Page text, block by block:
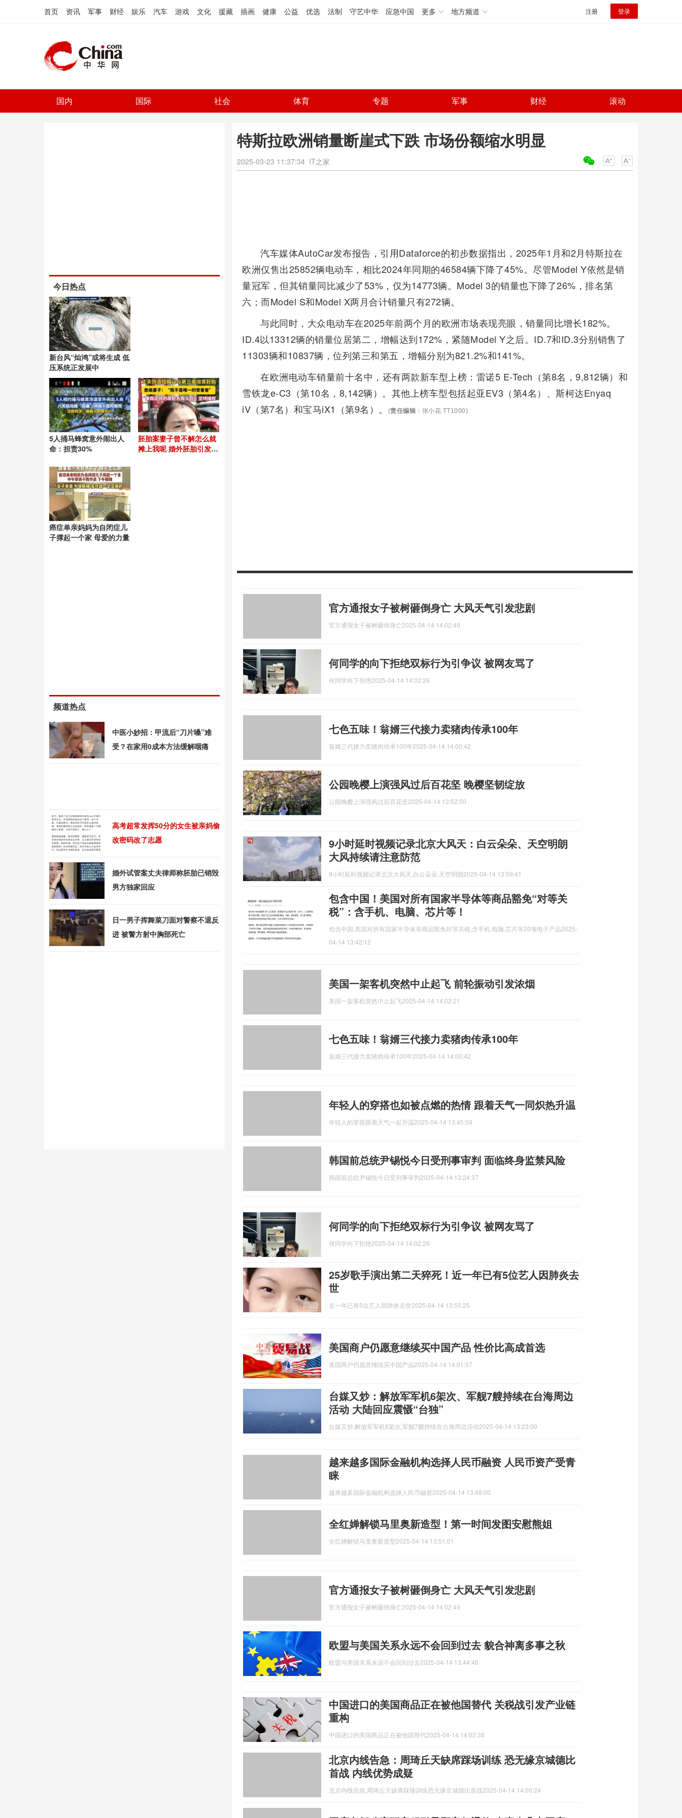
首页 资讯 军事 财经 娱乐 汽车 游戏 文化 援藏 插画 健康 公益 优选 法制 守艺中华 应急中国 更多 地方频道 注册 登录
国内 国际 社会 体育 专题 军事 财经 滚动
特斯拉欧洲销量断崖式下跌 市场份额缩水明显
2025-03-23 11:37:34 IT之家
汽车媒体AutoCar发布报告，引用Dataforce的初步数据指出，2025年1月和2月特斯拉在
欧洲仅售出25852辆电动车，相比2024年同期的46584辆下降了45%。尽管Model Y依然是销
量冠军，但其销量同比减少了53%，仅为14773辆。Model 3的销量也下降了26%，排名第
六；而Model S和Model X两月合计销量只有272辆。
与此同时，大众电动车在2025年前两个月的欧洲市场表现亮眼，销量同比增长182%。
ID.4以13312辆的销量位居第二，增幅达到172%，紧随Model Y之后。ID.7和ID.3分别销售了
11303辆和10837辆，位列第三和第五，增幅分别为821.2%和141%。
在欧洲电动车销量前十名中，还有两款新车型上榜：雷诺5 E-Tech（第8名，9,812辆）和
雪铁龙e-C3（第10名，8,142辆）。其他上榜车型包括起亚EV3（第4名）、斯柯达Enyaq
iV（第7名）和宝马iX1（第9名）。
(责任编辑 ：张小花 TT1000)
官方通报女子被树砸倒身亡 大风天气引发悲剧
官方通报女子被树砸倒身亡2025-04-14 14:02:49
何同学的向下拒绝双标行为引争议 被网友骂了
何同学向下拒绝2025-04-14 14:02:26
七色五味！翁婿三代接力卖猪肉传承100年
翁婿三代接力卖猪肉传承100年2025-04-14 14:00:42
公园晚樱上演强风过后百花坚 晚樱坚韧绽放
公园晚樱上演强风过后百花坚2025-04-14 13:52:50
9小时延时视频记录北京大风天：白云朵朵、天空明朗
大风持续请注意防范
9小时延时视频记录北京大风天,白云朵朵,天空明朗2025-04-14 13:59:41
包含中国！美国对所有国家半导体等商品豁免“对等关
税”：含手机、电脑、芯片等！
包含中国,美国对所有国家半导体等商品豁免对等关税,含手机,电脑,芯片等20项电子产品2025-
04-14 13:42:12
美国一架客机突然中止起飞 前轮振动引发浓烟
美国一架客机突然中止起飞2025-04-14 14:02:21
七色五味！翁婿三代接力卖猪肉传承100年
翁婿三代接力卖猪肉传承100年2025-04-14 14:00:42
年轻人的穿搭也如被点燃的热情 跟着天气一同炽热升温
年轻人的穿搭跟着天气一起升温2025-04-14 13:45:59
韩国前总统尹锡悦今日受刑事审判 面临终身监禁风险
韩国前总统尹锡悦今日受刑事审判2025-04-14 13:24:37
何同学的向下拒绝双标行为引争议 被网友骂了
何同学向下拒绝2025-04-14 14:02:26
25岁歌手演出第二天猝死！近一年已有5位艺人因肺炎去
世
近一年已有5位艺人因肺炎去世2025-04-14 13:55:25
美国商户仍愿意继续买中国产品 性价比高成首选
美国商户仍愿意继续买中国产品2025-04-14 14:01:57
台媒又炒：解放军军机6架次、军舰7艘持续在台海周边
活动 大陆回应震慑“台独”
台媒又炒,解放军军机6架次,军舰7艘持续在台海周边活动2025-04-14 13:23:00
越来越多国际金融机构选择人民币融资 人民币资产受青
睐
越来越多国际金融机构选择人民币融资2025-04-14 13:48:00
全红婵解锁马里奥新造型！第一时间发图安慰熊姐
全红婵解锁马里奥新造型2025-04-14 13:51:01
官方通报女子被树砸倒身亡 大风天气引发悲剧
官方通报女子被树砸倒身亡2025-04-14 14:02:49
欧盟与美国关系永远不会回到过去 貌合神离多事之秋
欧盟与美国关系永远不会回到过去2025-04-14 13:44:46
中国进口的美国商品正在被他国替代 关税战引发产业链
重构
中国进口的美国商品正在被他国替代2025-04-14 14:02:38
北京内线告急：周琦丘天缺席踩场训练 恐无缘京城德比
首战 内线优势成疑
北京内线告急,周琦丘天缺席踩场训练恐无缘京城德比首战2025-04-14 14:00:24
今日热点
新台风“灿鸿”或将生成 低
压系统正发展中
5人捅马蜂窝意外闹出人
命：担责30%
胚胎案妻子曾不解怎么就
摊上我呢 婚外胚胎引发重
癌症单亲妈妈为自闭症儿
子撑起一个家 母爱的力量
频道热点
中医小妙招：甲流后“刀片嗓”难
受？在家用0成本方法缓解咽痛
高考超常发挥50分的女生被亲妈偷
改密码改了志愿
婚外试管案丈夫律师称胚胎已销毁
男方独家回应
日一男子挥舞菜刀面对警察不退反
进 被警方射中胸部死亡